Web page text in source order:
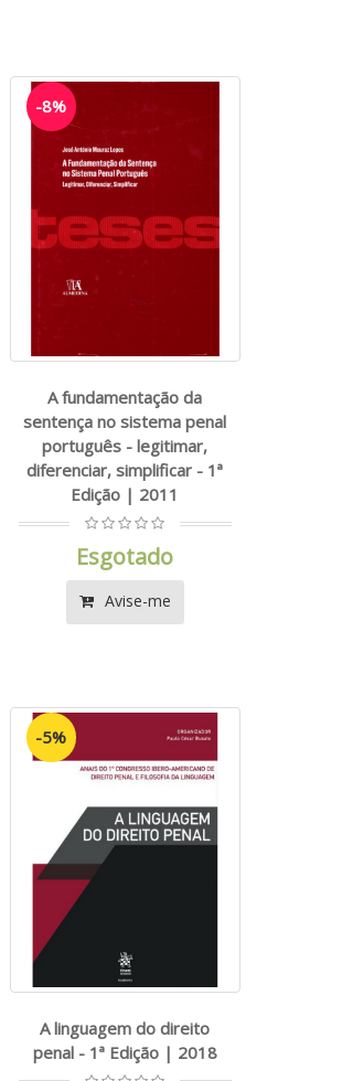
-8%
A fundamentação da
sentença no sistema penal
português - legitimar,
diferenciar, simplificar - 1ª
Edição | 2011
Esgotado
Avise-me
-5%
A linguagem do direito
penal - 1ª Edição | 2018